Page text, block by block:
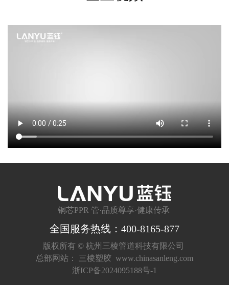
铜芯PPR 管·品质尊享·健康传承
全国服务热线：400-8165-877
版权所有 © 杭州三棱管道科技有限公司
总部网站： 三棱塑胶 www.chinasanleng.com
浙ICP备2024095188号-1